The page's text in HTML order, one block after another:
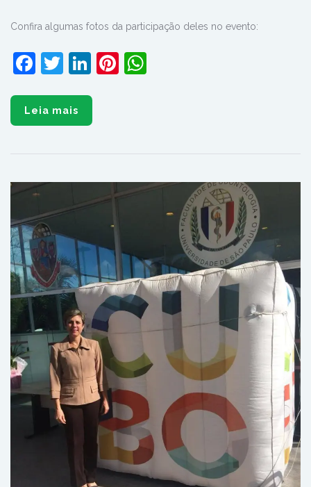
Confira algumas fotos da participação deles no evento:
Facebook
Twitter
LinkedIn
Pinterest
Leia mais